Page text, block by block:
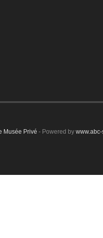
Musée Privé - Powered by